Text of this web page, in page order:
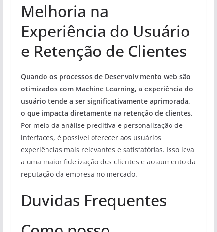
Melhoria na
Experiência do Usuário
e Retenção de Clientes
Quando os processos de Desenvolvimento web são
otimizados com Machine Learning, a experiência do
usuário tende a ser significativamente aprimorada,
o que impacta diretamente na retenção de clientes.
Por meio da análise preditiva e personalização de
interfaces, é possível oferecer aos usuários
experiências mais relevantes e satisfatórias. Isso leva
a uma maior fidelização dos clientes e ao aumento da
reputação da empresa no mercado.
Duvidas Frequentes